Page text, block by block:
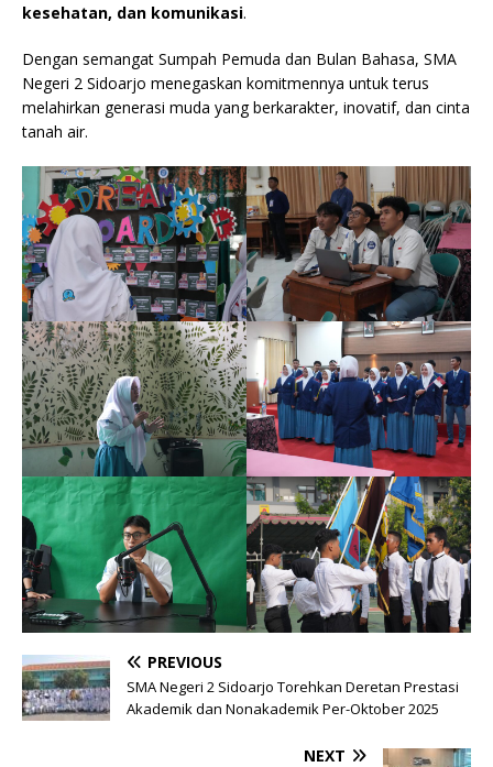
kesehatan, dan komunikasi.
Dengan semangat Sumpah Pemuda dan Bulan Bahasa, SMA
Negeri 2 Sidoarjo menegaskan komitmennya untuk terus
melahirkan generasi muda yang berkarakter, inovatif, dan cinta
tanah air.
PREVIOUS
SMA Negeri 2 Sidoarjo Torehkan Deretan Prestasi
Akademik dan Nonakademik Per-Oktober 2025
NEXT